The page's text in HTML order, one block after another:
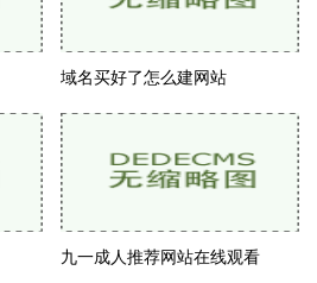
域名买好了怎么建网站
九一成人推荐网站在线观看